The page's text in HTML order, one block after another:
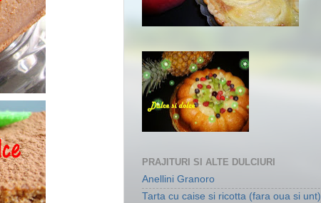
PRAJITURI SI ALTE DULCIURI
Anellini Granoro
Tarta cu caise si ricotta (fara oua si unt)